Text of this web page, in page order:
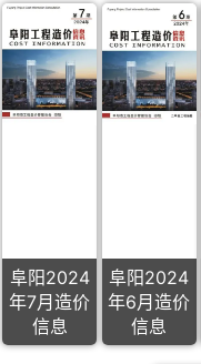
阜阳2024
年7月造价
信息
阜阳2024
年6月造价
信息